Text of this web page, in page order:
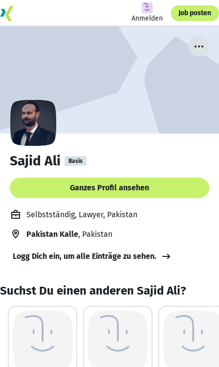
Anmelden
Job posten
Sajid Ali Basis
Ganzes Profil ansehen
Selbstständig, Lawyer, Pakistan
Pakistan Kalle, Pakistan
Logg Dich ein, um alle Einträge zu sehen.
Suchst Du einen anderen Sajid Ali?